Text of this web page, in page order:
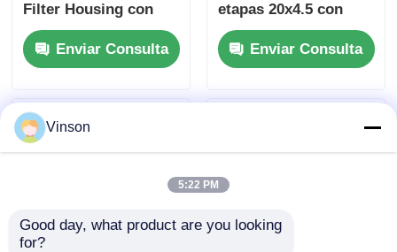
Filter Housing con
medidor de presión C
-C -CEnviar Consulta
etapas 20x4.5 con
soporte de filtro y
manómetro
Enviar Consulta
Vinson
5:22 PM
Good day, what product are you looking
for?